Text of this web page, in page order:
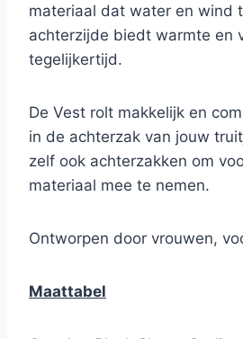
materiaal dat water en wind
achterzijde biedt warmte en
tegelijkertijd.
De Vest rolt makkelijk en
in de achterzak van jouw
zelf ook achterzakken om
materiaal mee te nemen.
Ontworpen door vrouwen,
Maattabel